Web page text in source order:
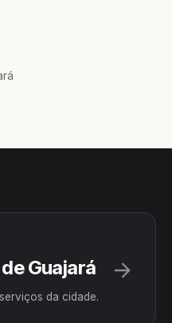
Guajará
da cidade.